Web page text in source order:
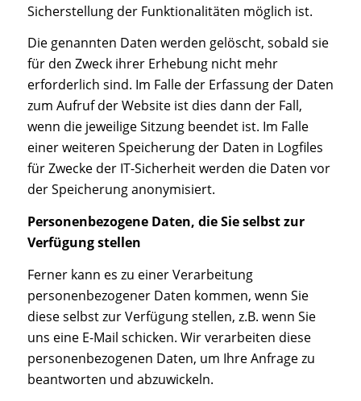
Sicherstellung der Funktionalitäten möglich ist.
Die genannten Daten werden gelöscht, sobald sie
für den Zweck ihrer Erhebung nicht mehr
erforderlich sind. Im Falle der Erfassung der Daten
zum Aufruf der Website ist dies dann der Fall,
wenn die jeweilige Sitzung beendet ist. Im Falle
einer weiteren Speicherung der Daten in Logfiles
für Zwecke der IT-Sicherheit werden die Daten vor
der Speicherung anonymisiert.
Personenbezogene Daten, die Sie selbst zur
Verfügung stellen
Ferner kann es zu einer Verarbeitung
personenbezogener Daten kommen, wenn Sie
diese selbst zur Verfügung stellen, z.B. wenn Sie
uns eine E-Mail schicken. Wir verarbeiten diese
personenbezogenen Daten, um Ihre Anfrage zu
beantworten und abzuwickeln.